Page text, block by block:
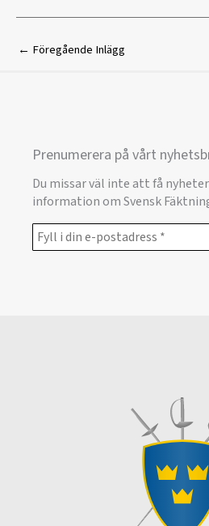
← Föregående Inlägg
Prenumerera på vårt
Du missar väl inte att få
information om Svensk